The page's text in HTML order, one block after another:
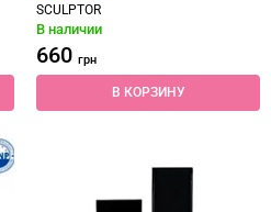
SCULPTOR
В наличии
660 грн
В КОРЗИНУ